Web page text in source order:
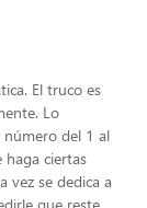
El truco es
Lo
del 1 al
ciertas
vez se dedica a